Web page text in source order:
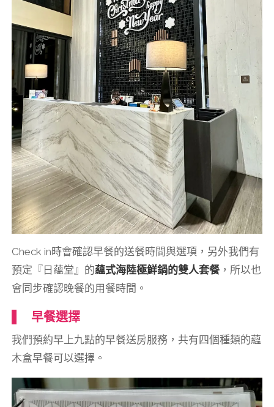
Check in時會確認早餐的送餐時間與選項，另外我們有
預定『日蘊堂』的蘊式海陸極鮮鍋的雙人套餐，所以也
會同步確認晚餐的用餐時間。
早餐選擇
我們預約早上九點的早餐送房服務，共有四個種類的蘊
木盒早餐可以選擇。